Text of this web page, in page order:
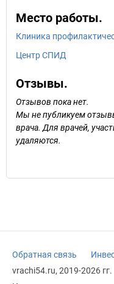
Место работы.
Клиника
Центр СПИД
Отзывы.
Отзывов пока нет.
Мы не публикуем
врача. Для врачей,
удаляются.
Обратная связь
vrachi54.ru, 2019-2026 гг.